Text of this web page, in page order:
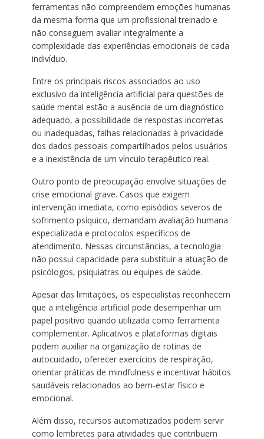
ferramentas não compreendem emoções humanas
da mesma forma que um profissional treinado e
não conseguem avaliar integralmente a
complexidade das experiências emocionais de cada
indivíduo.
Entre os principais riscos associados ao uso
exclusivo da inteligência artificial para questões de
saúde mental estão a ausência de um diagnóstico
adequado, a possibilidade de respostas incorretas
ou inadequadas, falhas relacionadas à privacidade
dos dados pessoais compartilhados pelos usuários
e a inexistência de um vínculo terapêutico real.
Outro ponto de preocupação envolve situações de
crise emocional grave. Casos que exigem
intervenção imediata, como episódios severos de
sofrimento psíquico, demandam avaliação humana
especializada e protocolos específicos de
atendimento. Nessas circunstâncias, a tecnologia
não possui capacidade para substituir a atuação de
psicólogos, psiquiatras ou equipes de saúde.
Apesar das limitações, os especialistas reconhecem
que a inteligência artificial pode desempenhar um
papel positivo quando utilizada como ferramenta
complementar. Aplicativos e plataformas digitais
podem auxiliar na organização de rotinas de
autocuidado, oferecer exercícios de respiração,
orientar práticas de mindfulness e incentivar hábitos
saudáveis relacionados ao bem-estar físico e
emocional.
Além disso, recursos automatizados podem servir
como lembretes para atividades que contribuem